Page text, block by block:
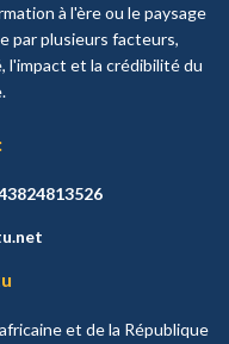
à l'ère ou le paysage
par plusieurs facteurs,
l'impact et la crédibilité du
et de la République